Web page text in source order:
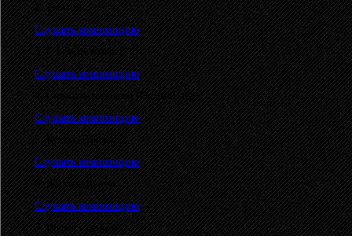
2. Ты и Я
Слушать композицию
3. С кем не бывает?
Слушать композицию
4. Снежная королева (Острый лёд)
Слушать композицию
5. Кусты (Взятка)
Слушать композицию
6. Жёлтые цветы
Слушать композицию
7. Время - деньги